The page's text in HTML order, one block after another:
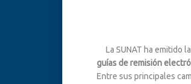
La SUNAT ha emitido
guías de remisión
Entre sus principales